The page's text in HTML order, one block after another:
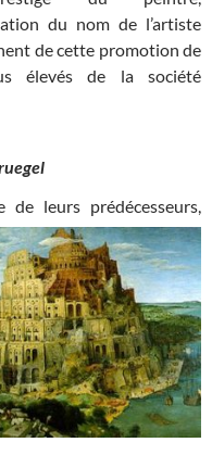
du nom de l’artiste
de cette promotion de
élevés de la société
leurs prédécesseurs,